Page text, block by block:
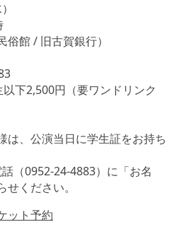
館 / 旧古賀銀行）
下2,500円（要ワンドリンク
は、公演当日に学生証をお持ち
（0952-24-4883）に「お名
ください。